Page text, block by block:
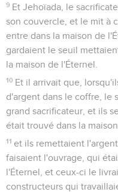
9 Et Jehoïada, le
son couvercle, et le mit à
entre dans la maison de
gardaient le seuil
la maison de l'Éternel.
10 Et il arrivait que,
d'argent dans le coffre, le
grand sacrificateur, et ils
était trouvé dans la
11 et ils remettaient
faisaient l'ouvrage, qui
l'Éternel, et ceux-ci le
constructeurs qui